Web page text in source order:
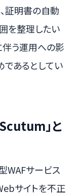
証明書の自動
を整理したい
う運用への影
あるとしてい
」と
WAFサービス
サイトを不正